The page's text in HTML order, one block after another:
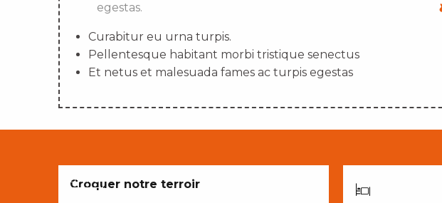
egestas.
Curabitur eu urna turpis.
Pellentesque habitant morbi tristique senectus
Et netus et malesuada fames ac turpis egestas
ENVIES
Croquer notre terroir